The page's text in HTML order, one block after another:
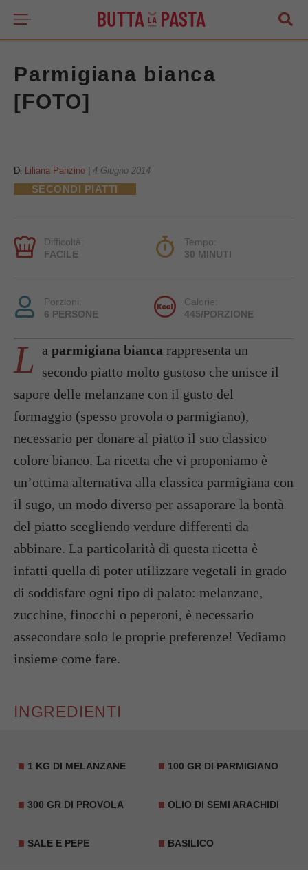
Parmigiana bianca
[FOTO]
Di Liliana Panzino 4 Giugno 2014
SECONDI PIATTI
Difficoltà:
FACILE
Tempo:
30 MINUTI
Porzioni:
6 PERSONE
Calorie:
445/PORZIONE
L a parmigiana bianca rappresenta un
secondo piatto molto gustoso che unisce il
sapore delle melanzane con il gusto del
formaggio (spesso provola o parmigiano),
necessario per donare al piatto il suo classico
colore bianco. La ricetta che vi proponiamo è
un’ottima alternativa alla classica parmigiana con
il sugo, un modo diverso per assaporare la bontà
del piatto scegliendo verdure differenti da
abbinare. La particolarità di questa ricetta è
infatti quella di poter utilizzare vegetali in grado
di soddisfare ogni tipo di palato: melanzane,
zucchine, finocchi o peperoni, è necessario
assecondare solo le proprie preferenze! Vediamo
insieme come fare.
INGREDIENTI
1 KG DI MELANZANE 100 GR DI PARMIGIANO
300 GR DI PROVOLA OLIO DI SEMI ARACHIDI
SALE E PEPE BASILICO